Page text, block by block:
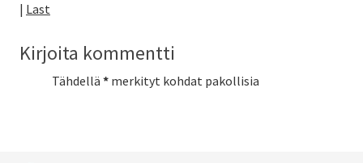
| Last
Kirjoita kommentti
Tähdellä * merkityt kohdat pakollisia